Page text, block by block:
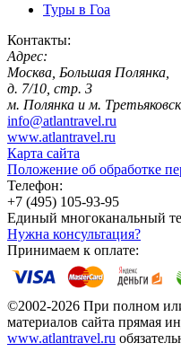
Туры в Гоа
Контакты:
Адрес:
Москва, Большая Полянка,
д. 7/10, стр. 3
м. Полянка и м.
info@atlantravel.ru
www.atlantravel.ru
Карта сайта
Положение об обработке
Телефон:
+7 (495) 105-93-95
Единый многоканальный
Нужна консультация?
Принимаем к оплате:
©2002-2026 При полном
материалов сайта прямая
www.atlantravel.ru